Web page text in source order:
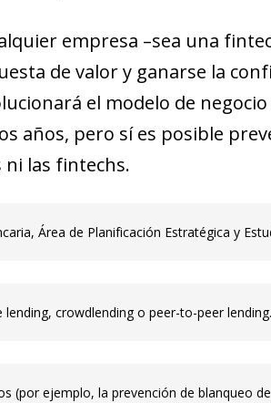
empresa –sea una
de valor y ganarse la
el modelo de
años, pero sí es posible
las fintechs.
Área de Planificación Estratégica y
lending, crowdlending o peer-to-peer lending.
(por ejemplo, la prevención de blanqueo